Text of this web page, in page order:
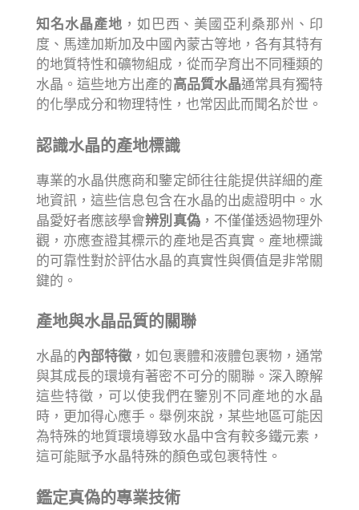
知名水晶產地 ，如巴西、美國亞利桑那州、印
度、馬達加斯加及中國內蒙古等地，各有其特有
的地質特性和礦物組成，從而孕育出不同種類的
水晶。這些地方出產的高品質水晶通常具有獨特
的化學成分和物理特性，也常因此而聞名於世。
認識水晶的產地標識
專業的水晶供應商和鑒定師往往能提供詳細的產
地資訊，這些信息包含在水晶的出處證明中。水
晶愛好者應該學會辨別真偽，不僅僅透過物理外
觀，亦應查證其標示的產地是否真實。產地標識
的可靠性對於評估水晶的真實性與價值是非常關
鍵的。
產地與水晶品質的關聯
水晶的內部特徵 ，如包裹體和液體包裹物，通常
與其成長的環境有著密不可分的關聯。深入瞭解
這些特徵，可以使我們在鑒別不同產地的水晶
時，更加得心應手。舉例來說，某些地區可能因
為特殊的地質環境導致水晶中含有較多鐵元素，
這可能賦予水晶特殊的顏色或包裹特性。
鑑定真偽的專業技術